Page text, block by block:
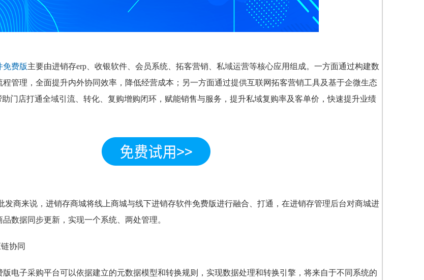
免费版主要由进销存erp、收银软件、会员系统、拓客营销、私域运营等核心应用组成。一方面通过构建数
程管理，全面提升内外协同效率，降低经营成本；另一方面通过提供互联网拓客营销工具及基于企微生态
助门店打通全域引流、转化、复购增购闭环，赋能销售与服务，提升私域复购率及客单价，快速提升业绩
发商来说，进销存商城将线上商城与线下进销存软件免费版进行融合、打通，在进销存管理后台对商城进
数据同步更新，实现一个系统、两处管理。
协同
版电子采购平台可以依据建立的元数据模型和转换规则，实现数据处理和转换引擎，将来自于不同系统的